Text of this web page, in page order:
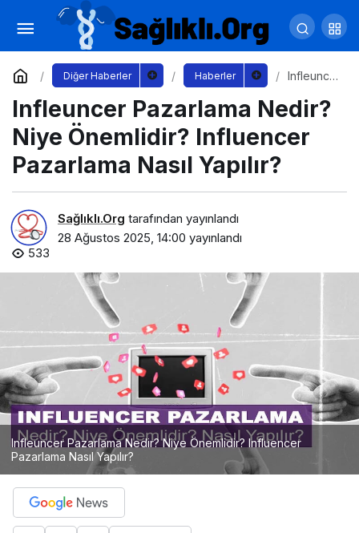
Diğer Haberler Haberler
Infleunce
Pazarlam
a Nedir?
Niye
Önemlidir
Infleuncer Pazarlama Nedir?
Niye Önemlidir? Influencer
Pazarlama Nasıl Yapılır?
Sağlıklı.Org tarafından yayınlandı
28 Ağustos 2025, 14:00 yayınlandı
533
Infleuncer Pazarlama Nedir? Niye Önemlidir? Influencer
Pazarlama Nasıl Yapılır?
Gurme Rehberi: Ankara’da En İyi Aspava
Deneyimi
Yorum Yap Paylaş